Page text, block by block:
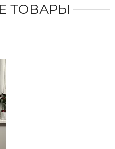
ТОВАРЫ